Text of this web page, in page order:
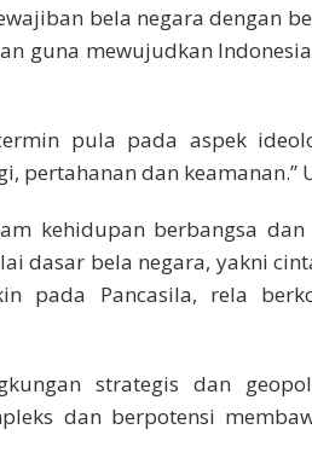
bela negara dengan
guna mewujudkan
pula pada aspek
pertahanan dan keamanan.”
kehidupan berbangsa dan
dasar bela negara, yakni
pada Pancasila, rela
strategis dan
dan berpotensi